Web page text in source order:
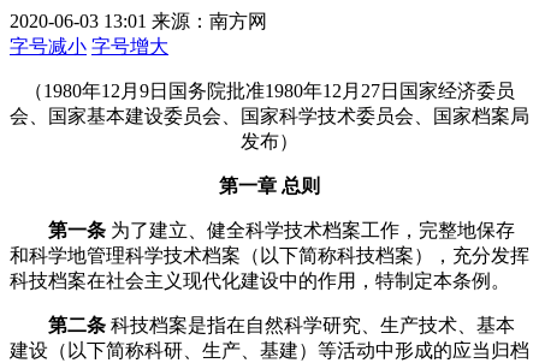
2020-06-03 13:01 来源：南方网
字号减小 字号增大
（1980年12月9日国务院批准1980年12月27日国家经济委员
会、国家基本建设委员会、国家科学技术委员会、国家档案局
发布）
第一章 总则
第一条 为了建立、健全科学技术档案工作，完整地保存
和科学地管理科学技术档案（以下简称科技档案），充分发挥
科技档案在社会主义现代化建设中的作用，特制定本条例。
第二条 科技档案是指在自然科学研究、生产技术、基本
建设（以下简称科研、生产、基建）等活动中形成的应当归档